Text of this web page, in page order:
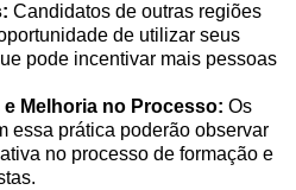
Candidatos de outras regiões
de utilizar seus
pode incentivar mais pessoas
Melhoria no Processo: Os
essa prática poderão observar
no processo de formação e